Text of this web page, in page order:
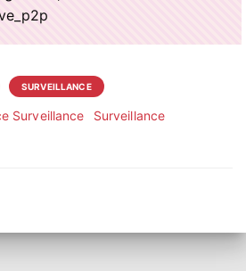
SURVEILLANCE
Surveillance Surveillance